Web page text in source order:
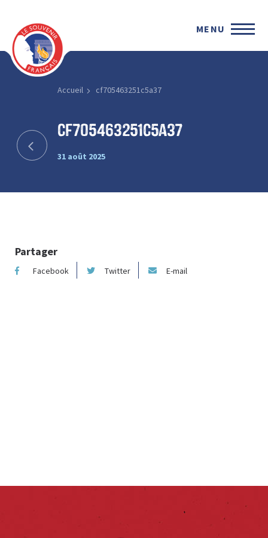
MENU
Accueil cf705463251c5a37
cf705463251c5a37
31 août 2025
Partager
Facebook Twitter E-mail